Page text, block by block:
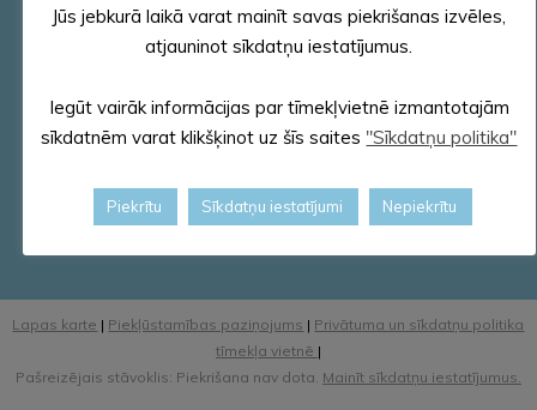
Kods: UNLALV2X
Konts: LV58 UNLA 0025 0041 3033 5
E – pasts – dome@aluksne.lv
Lapas karte | Piekļūstamības paziņojums | Privātuma un sīkdatņu politika
tīmekļa vietnē |
Pašreizējais stāvoklis: Piekrišana nav dota. Mainīt sīkdatņu iestatījumus.
Jūs jebkurā laikā varat mainīt savas piekrišanas izvēles,
atjauninot sīkdatņu iestatījumus.
Iegūt vairāk informācijas par tīmekļvietnē izmantotajām
sīkdatnēm varat klikšķinot uz šīs saites "Sīkdatņu politika"
Piekrītu Sīkdatņu iestatījumi Nepiekrītu